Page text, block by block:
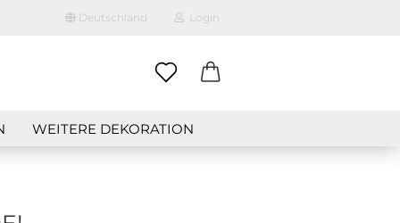
Deutschland Login
WEITERE DEKORATION